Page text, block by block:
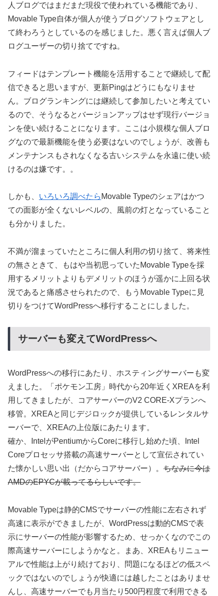
人ブログではまだまだ現役で使われている機能であり、
Movable Type自体が個人が使うブログソフトウェアとし
て終わろうとしているのを感じました。悪く言えば個人ブ
ログユーザーの切り捨てですね。
フィードはテンプレート機能を活用することで継続して配
信できると思いますが、更新Pingはどうにもなりませ
ん。ブログランキングには継続して参加したいと考えてい
るので、そうなるとバージョンアップはせず現行バージョ
ンを使い続けることになります。ここは小規模な個人ブロ
グなので最新機能を使う必要はないのでしょうが、改善も
メンテナンスもされなくなる古いシステムを永遠に使い続
けるのは嫌です。。
しかも、 いろいろ調べたら Movable Typeのシェアはかつ
ての面影が全くないレベルの、風前の灯となっていること
も分かりました。
不満が溜まっていたところに個人利用の切り捨て、将来性
の無さときて、もはや当初思っていたMovable Typeを採
用するメリットよりもデメリットのほうが遥かに上回る状
況であると痛感させられたので、もうMovable Typeに見
切りをつけてWordPressへ移行することにしました。
サーバーも変えてWordPressへ
WordPressへの移行にあたり、ホスティングサーバーも変
えました。「ポケモン工房」時代から20年近くXREAを利
用してきましたが、コアサーバーのV2 CORE-Xプランへ
移管。XREAと同じデジロックが提供しているレンタルサ
ーバーで、XREAの上位版にあたります。
確か、IntelがPentiumからCoreに移行し始めた頃、Intel
Coreプロセッサ搭載の高速サーバーとして宣伝されてい
た懐かしい思い出（だからコアサーバー）。 ちなみに今は
AMDのEPYCが載ってるらしいです。
Movable Typeは静的CMSでサーバーの性能に左右されず
高速に表示ができましたが、WordPressは動的CMSで表
示にサーバーの性能が影響するため、せっかくなのでこの
際高速サーバーにしようかなと。まあ、XREAもリニュー
アルで性能は上がり続けており、問題になるほどの低スペ
ックではないのでしょうが快適には越したことはありませ
んし、高速サーバーでも月当たり500円程度で利用できる